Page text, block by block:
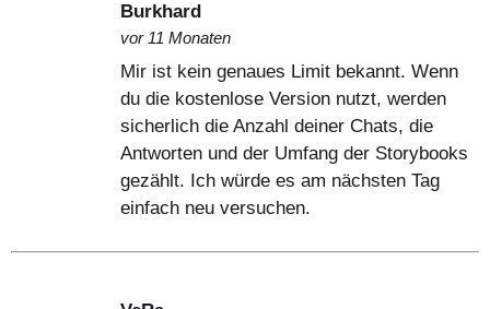
Burkhard
vor 11 Monaten
Mir ist kein genaues Limit bekannt. Wenn
du die kostenlose Version nutzt, werden
sicherlich die Anzahl deiner Chats, die
Antworten und der Umfang der Storybooks
gezählt. Ich würde es am nächsten Tag
einfach neu versuchen.